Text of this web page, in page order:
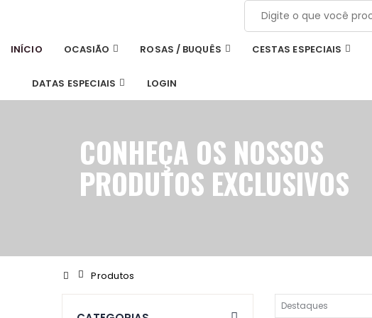
INÍCIO OCASIÃO ROSAS / BUQUÊS CESTAS ESPECIAIS
DATAS ESPECIAIS LOGIN
CONHEÇA OS NOSSOS
PRODUTOS EXCLUSIVOS
Produtos